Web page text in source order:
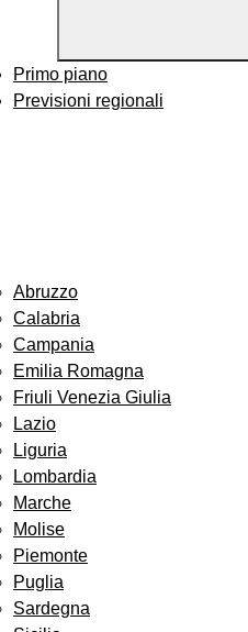
Primo piano
Previsioni regionali
Abruzzo
Calabria
Campania
Emilia Romagna
Friuli Venezia Giulia
Lazio
Liguria
Lombardia
Marche
Molise
Piemonte
Puglia
Sardegna